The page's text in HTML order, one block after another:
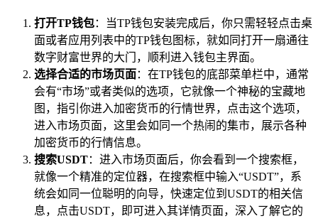
打开TP钱包：当TP钱包安装完成后，你只需轻轻点击桌
面或者应用列表中的TP钱包图标，就如同打开一扇通往
数字财富世界的大门，顺利进入钱包主界面。
选择合适的市场页面：在TP钱包的底部菜单栏中，通常
会有“市场”或者类似的选项，它就像一个神秘的宝藏地
图，指引你进入加密货币的行情世界，点击这个选项，
进入市场页面，这里会如同一个热闹的集市，展示各种
加密货币的行情信息。
搜索USDT：进入市场页面后，你会看到一个搜索框，
就像一个精准的定位器，在搜索框中输入“USDT”，系
统会如同一位聪明的向导，快速定位到USDT的相关信
息，点击USDT，即可进入其详情页面，深入了解它的